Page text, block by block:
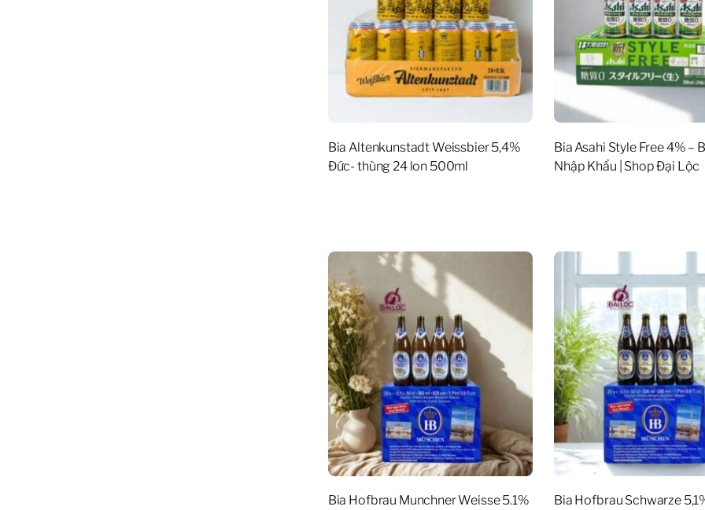
Bia Altenkunstadt Weissbier 5,4%
Đức- thùng 24 lon 500ml
Bia Asahi Style Free 4% –
Nhập Khẩu | Shop Đại Lộc
Bia Hofbrau Munchner Weisse 5.1%
Bia Hofbrau Schwarze